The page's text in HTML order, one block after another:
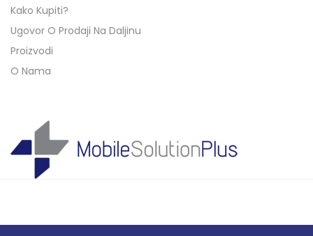
Kako Kupiti?
Ugovor O Prodaji Na Daljinu
Proizvodi
O Nama